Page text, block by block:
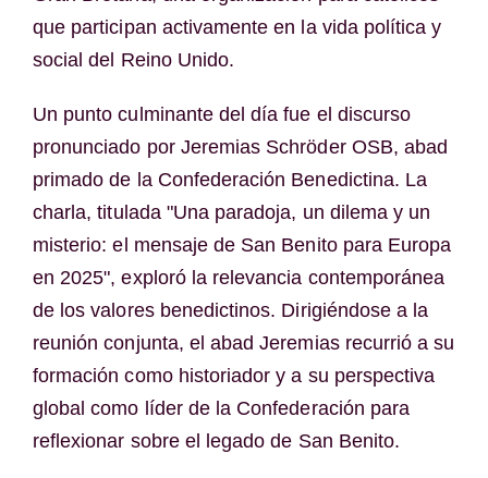
que participan activamente en la vida política y
social del Reino Unido.
Un punto culminante del día fue el discurso
pronunciado por Jeremias Schröder OSB, abad
primado de la Confederación Benedictina. La
charla, titulada "Una paradoja, un dilema y un
misterio: el mensaje de San Benito para Europa
en 2025", exploró la relevancia contemporánea
de los valores benedictinos. Dirigiéndose a la
reunión conjunta, el abad Jeremias recurrió a su
formación como historiador y a su perspectiva
global como líder de la Confederación para
reflexionar sobre el legado de San Benito.